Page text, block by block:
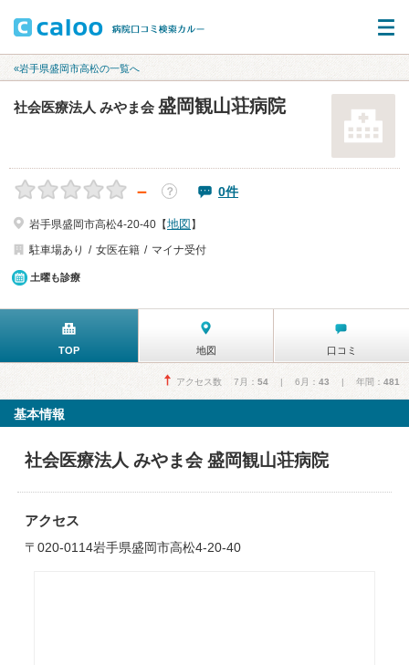
«岩手県盛岡市高松の一覧へ
社会医療法人 みやま会 盛岡観山荘病院
－ ？ 0件
岩手県盛岡市高松4-20-40【地図 】
駐車場あり
女医在籍 マイナ受付
土曜も診療
TOP 地図 口コミ
アクセス数 7月： 54 | 6月： 43 | 年間： 481
基本情報
社会医療法人 みやま会 盛岡観山荘病院
アクセス
〒020-0114岩手県盛岡市高松4-20-40